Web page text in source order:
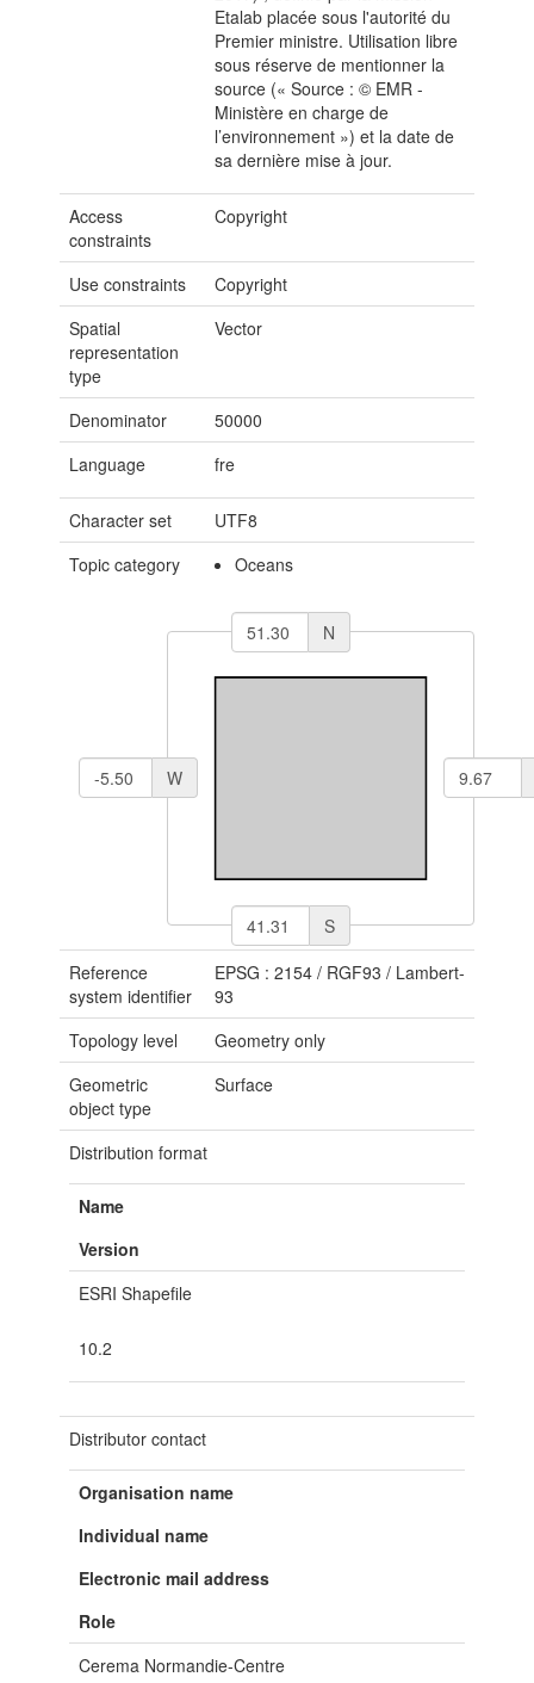
Etalab placée sous l'autorité du
Premier ministre. Utilisation libre
sous réserve de mentionner la
source (« Source : © EMR -
Ministère en charge de
l’environnement ») et la date de
sa dernière mise à jour.
Access
constraints
Copyright
Use constraints
Copyright
Spatial
representation
type
Vector
Denominator
50000
Language
fre
Character set
UTF8
Topic category
Oceans
N
S
W
Reference
system identifier
EPSG : 2154 / RGF93 / Lambert-
93
Topology level
Geometry only
Geometric
object type
Surface
Distribution format
Name
Version
ESRI Shapefile
10.2
Distributor contact
Organisation name
Individual name
Electronic mail address
Role
Cerema Normandie-Centre